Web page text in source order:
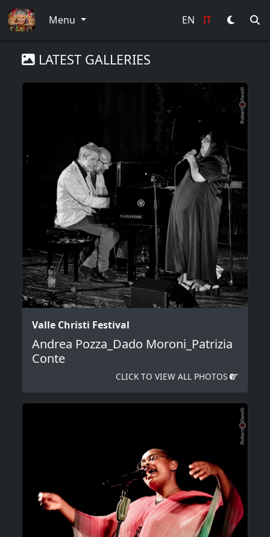
Menu EN IT
LATEST GALLERIES
Valle Christi Festival
Andrea Pozza_Dado Moroni_Patrizia
Conte
CLICK TO VIEW ALL PHOTOS